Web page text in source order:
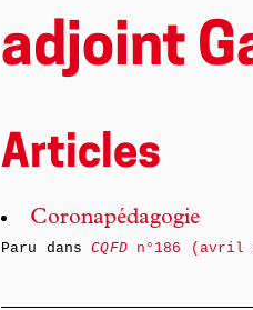
adjoint
Articles
Coronapédagogie
Paru dansCQFDn°186 (avril